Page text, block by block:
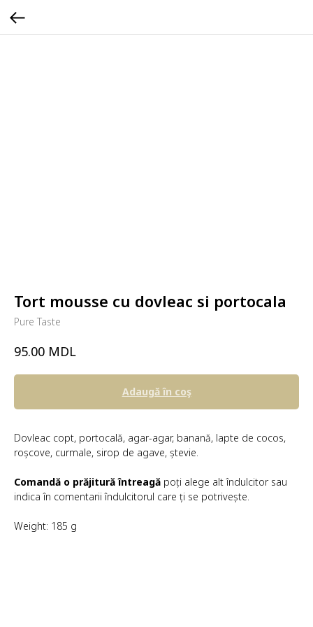
Tort mousse cu dovleac si portocala
Pure Taste
95.00 MDL
Adaugă în coş
Dovleac copt, portocală, agar-agar, banană, lapte de cocos,
roșcove, curmale, sirop de agave, ștevie.
Comandă o prăjitură întreagă poți alege alt îndulcitor sau
indica în comentarii îndulcitorul care ți se potrivește.
Weight: 185 g